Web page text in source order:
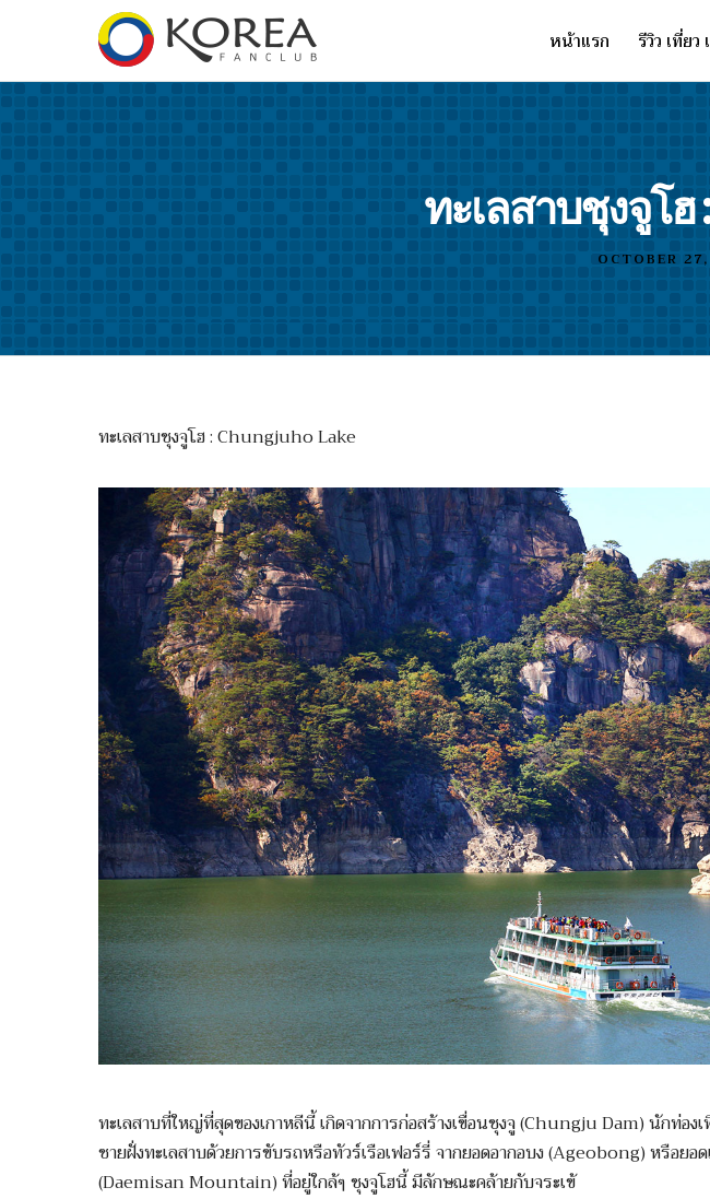
หน้าแรก รีวิว เที่ยว
ทะเลสาบชุงจูโ
OCTOBER
ทะเลสาบชุงจูโฮ : Chungjuho Lake
ทะเลสาบที่ใหญ่ที่สุดของเกาหลีนี้ เกิดจากการก่อสร้างเขื่อนชุงจู (Chungju Dam) นักท่อ
ชายฝั่งทะเลสาบด้วยการขับรถหรือทัวร์เรือเฟอร์รี่ จากยอดอากอบง (Ageobong) หรือยอด
(Daemisan Mountain) ที่อยู่ใกล้ๆ ชุงจูโฮนี้ มีลักษณะคล้ายกับจระเข้